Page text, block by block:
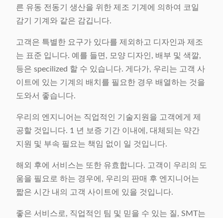
른 유동 전동기 생산을 위한 제조 기계에 의하여 코일
감기 기계와 같은 감깁니다.
고객은 특별한 요구가 있다를 제외하고 디자인과 제조
는 표준 입니다. 예를 들면, 모양 디자인, 배부 및 색깔,
등은 specilized 할 수 있습니다. 게다가, 우리는 고객 사
이트에 있는 기계의 배치를 필요한 경우 배열하는 것을
도와서 좋습니다.
우리의 엔지니어는 직업적인 기술지원을 고객에게 제
공할 것입니다. 1 년 보증 기간 이내에, 대체되는 약간
지원 및 부속 필요는 책임 없이 일 것입니다.
해외 후에 서비스는 또한 유효합니다. 고객이 우리의 도
움을 필요로 하는 경우에, 우리의 판매 후 엔지니어는
짧은 시간 내의 고객 사이트에 있을 것입니다.
좋은 서비스로, 직업적인 팀 및 믿을 수 있는 질, SMT는